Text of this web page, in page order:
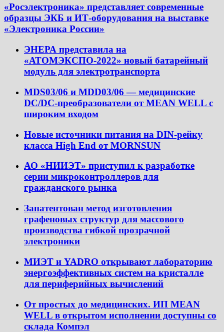
«Росэлектроника» представляет современные
образцы ЭКБ и ИТ-оборудования на выставке
«Электроника России»
ЭНЕРА представила на
«АТОМЭКСПО-2022» новый батарейный
модуль для электротранспорта
MDS03/06 и MDD03/06 — медицинские
DC/DC-преобразователи от MEAN WELL с
широким входом
Новые источники питания на DIN-рейку
класса High End от MORNSUN
АО «НИИЭТ» приступил к разработке
серии микроконтроллеров для
гражданского рынка
Запатентован метод изготовления
графеновых структур для массового
производства гибкой прозрачной
электроники
МИЭТ и YADRO открывают лабораторию
энергоэффективных систем на кристалле
для периферийных вычислений
От простых до медицинских. ИП MEAN
WELL в открытом исполнении доступны со
склада Компэл